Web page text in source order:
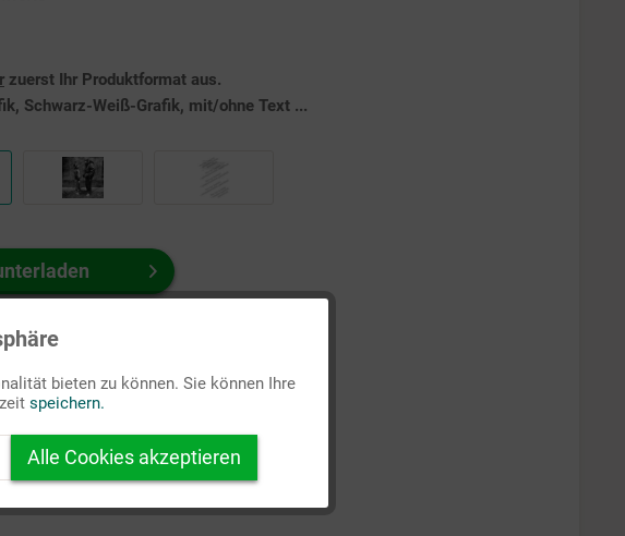
zuerst Ihr Produktformat aus.
Schwarz-Weiß-Grafik, mit/ohne Text ...
Inaktiv
bieten zu können. Sie können Ihre
speichern.
Alle Cookies akzeptieren